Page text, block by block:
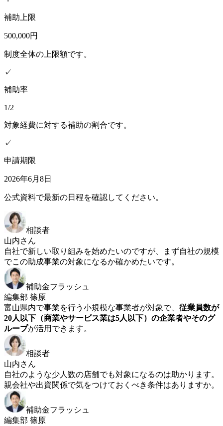
補助上限
500,000円
制度全体の上限額です。
✓
補助率
1/2
対象経費に対する補助の割合です。
✓
申請期限
2026年6月8日
公式資料で最新の日程を確認してください。
相談者
山内さん
自社で新しい取り組みを始めたいのですが、まず自社の規模
でこの助成事業の対象になるか確かめたいです。
補助金フラッシュ
編集部 篠原
富山県内で事業を行う小規模な事業者が対象で、 従業員数が
20人以下（商業やサービス業は5人以下）の企業者やそのグ
ループが活用できます。
相談者
山内さん
自社のような少人数の店舗でも対象になるのは助かります。
親会社や出資関係で気をつけておくべき条件はありますか。
補助金フラッシュ
編集部 篠原